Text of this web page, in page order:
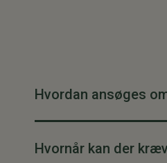
Hvordan ansøges
Hvornår kan der